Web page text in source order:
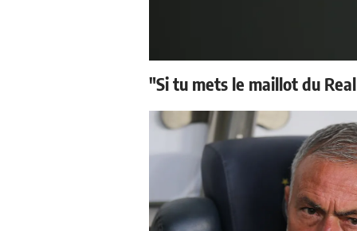
"Si tu mets le maillot du